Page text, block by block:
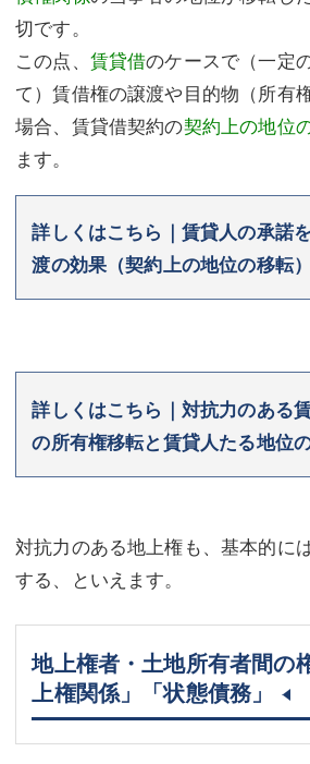
切です。
この点、 賃貸借のケースで（一定
て）賃借権の譲渡や目的物（所有
場合、賃貸借契約の契約上の地位
ます。
詳しくはこちら｜賃貸人の承諾
渡の効果（契約上の地位の移転）
詳しくはこちら｜対抗力のある
の所有権移転と賃貸人たる地位
対抗力のある地上権も、基本的に
する、といえます。
地上権者・土地所有者間
上権関係」「状態債務」